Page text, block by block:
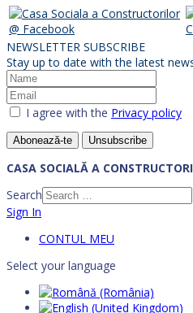
NEWSLETTER SUBSCRIBE
Stay up to date with the latest
I agree with the Privacy policy
Abonează-te Unsubscribe
CASA SOCIALĂ A
Search
Sign In
CONTUL MEU
Select your language